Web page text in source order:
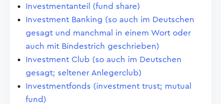
Investmentanteil (fund share)
Investment Banking (so auch im Deutschen
gesagt und manchmal in einem Wort oder
auch mit Bindestrich geschrieben)
Investment Club (so auch im Deutschen
gesagt; seltener Anlegerclub)
Investmentfonds (investment trust; mutual
fund)